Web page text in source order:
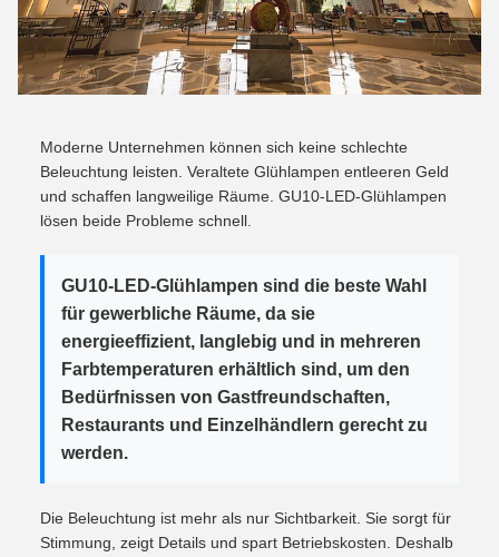
Moderne Unternehmen können sich keine schlechte
Beleuchtung leisten. Veraltete Glühlampen entleeren Geld
und schaffen langweilige Räume. GU10-LED-Glühlampen
lösen beide Probleme schnell.
GU10-LED-Glühlampen sind die beste Wahl
für gewerbliche Räume, da sie
energieeffizient, langlebig und in mehreren
Farbtemperaturen erhältlich sind, um den
Bedürfnissen von Gastfreundschaften,
Restaurants und Einzelhändlern gerecht zu
werden.
Die Beleuchtung ist mehr als nur Sichtbarkeit. Sie sorgt für
Stimmung, zeigt Details und spart Betriebskosten. Deshalb